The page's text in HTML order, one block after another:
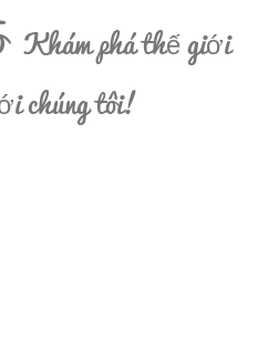
Khám phá thế giới
chúng tôi!